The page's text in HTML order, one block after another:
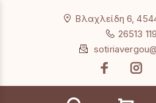
Βλαχλείδη 6,
26513
Αναζήτηση προϊόντων